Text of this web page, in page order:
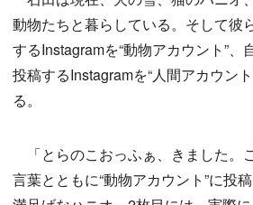
動物たちと暮らしている。そして彼
するInstagramを“動物アカウント”、
投稿するInstagramを“人間アカウン
る。
「とらのこおっふぁ、きました。
言葉とともに“動物アカウント”に投